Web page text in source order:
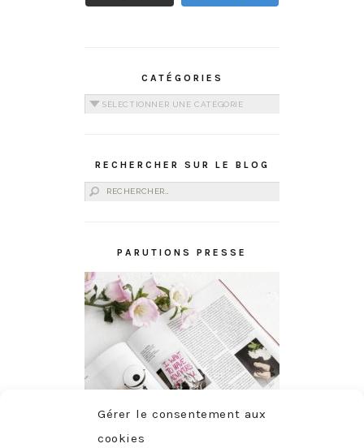
Gérer le consentement aux
cookies
CATÉGORIES
Catégories
RECHERCHER SUR LE BLOG
Rechercher :
PARUTIONS PRESSE